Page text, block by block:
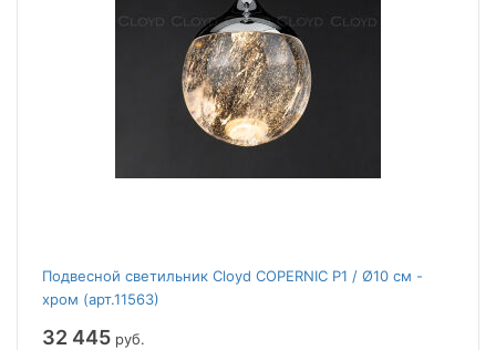
Подвесной светильник Cloyd COPERNIC P1 / Ø10 см -
хром (арт.11563)
32 445 руб.